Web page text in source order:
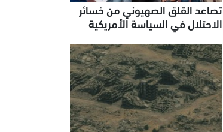
تصاعد القلق الصهيوني من خسائر
الاحتلال في السياسة الأمريكية